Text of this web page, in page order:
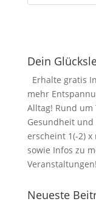
Dein
Erhalte gratis
mehr
Alltag! Rund um
Gesundheit
erscheint 1(-2)
sowie Infos zu
Neueste